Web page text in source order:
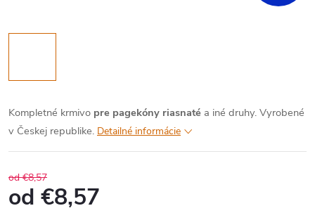
Kompletné krmivo pre pagekóny riasnaté a iné druhy. Vyrobené
v Českej republike. Detailné informácie
od €8,57
od €8,57